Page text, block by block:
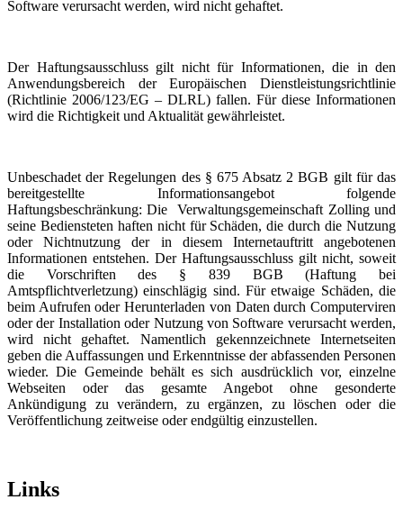
Software verursacht werden, wird nicht gehaftet.
Der Haftungsausschluss gilt nicht für Informationen, die in den
Anwendungsbereich der Europäischen Dienstleistungsrichtlinie
(Richtlinie 2006/123/EG – DLRL) fallen. Für diese Informationen
wird die Richtigkeit und Aktualität gewährleistet.
Unbeschadet der Regelungen des § 675 Absatz 2 BGB gilt für das
bereitgestellte Informationsangebot folgende
Haftungsbeschränkung: Die Verwaltungsgemeinschaft Zolling und
seine Bediensteten haften nicht für Schäden, die durch die Nutzung
oder Nichtnutzung der in diesem Internetauftritt angebotenen
Informationen entstehen. Der Haftungsausschluss gilt nicht, soweit
die Vorschriften des § 839 BGB (Haftung bei
Amtspflichtverletzung) einschlägig sind. Für etwaige Schäden, die
beim Aufrufen oder Herunterladen von Daten durch Computerviren
oder der Installation oder Nutzung von Software verursacht werden,
wird nicht gehaftet. Namentlich gekennzeichnete Internetseiten
geben die Auffassungen und Erkenntnisse der abfassenden Personen
wieder. Die Gemeinde behält es sich ausdrücklich vor, einzelne
Webseiten oder das gesamte Angebot ohne gesonderte
Ankündigung zu verändern, zu ergänzen, zu löschen oder die
Veröffentlichung zeitweise oder endgültig einzustellen.
Links